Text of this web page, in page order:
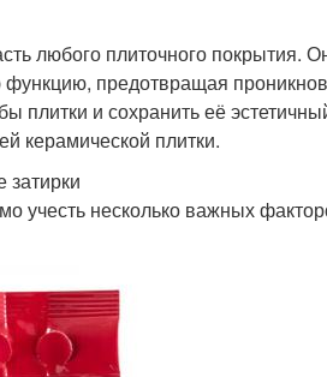
любого плиточного покрытия.
предотвращая
и сохранить её
керамической плитки.
учесть несколько важных